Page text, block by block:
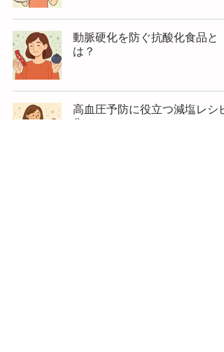
動脈硬化を防ぐ抗酸化食品と
は？
高血圧予防に役立つ減塩レシピ
集